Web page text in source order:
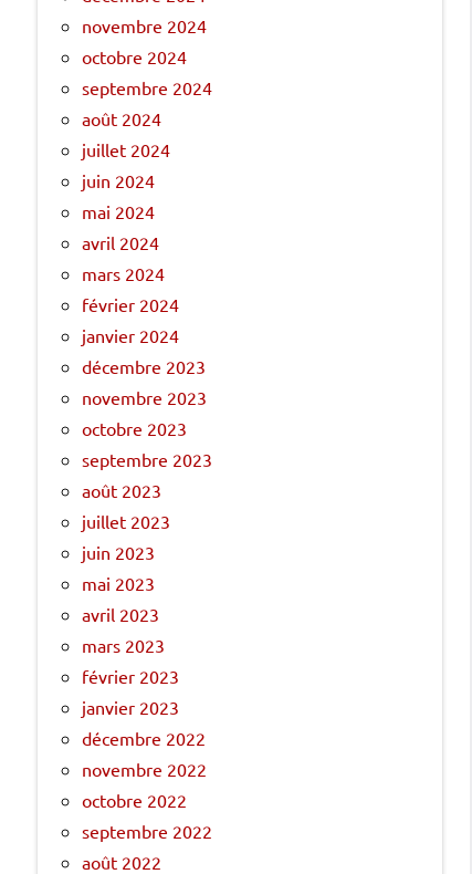
novembre 2024
octobre 2024
septembre 2024
août 2024
juillet 2024
juin 2024
mai 2024
avril 2024
mars 2024
février 2024
janvier 2024
décembre 2023
novembre 2023
octobre 2023
septembre 2023
août 2023
juillet 2023
juin 2023
mai 2023
avril 2023
mars 2023
février 2023
janvier 2023
décembre 2022
novembre 2022
octobre 2022
septembre 2022
août 2022